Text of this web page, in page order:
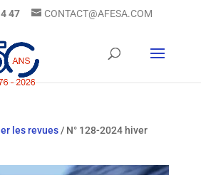
47 CONTACT@AFESA.COM
les revues/ N° 128-2024 hiver